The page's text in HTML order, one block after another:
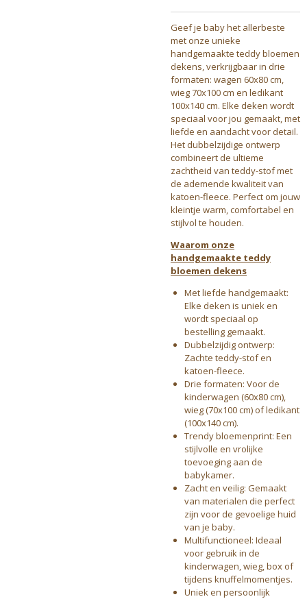
Geef je baby het allerbeste
met onze unieke
handgemaakte teddy bloemen
dekens, verkrijgbaar in drie
formaten: wagen 60x80 cm,
wieg 70x100 cm en ledikant
100x140 cm. Elke deken wordt
speciaal voor jou gemaakt, met
liefde en aandacht voor detail.
Het dubbelzijdige ontwerp
combineert de ultieme
zachtheid van teddy-stof met
de ademende kwaliteit van
katoen-fleece. Perfect om jouw
kleintje warm, comfortabel en
stijlvol te houden.
Waarom onze
handgemaakte teddy
bloemen dekens
Met liefde handgemaakt:
Elke deken is uniek en
wordt speciaal op
bestelling gemaakt.
Dubbelzijdig ontwerp:
Zachte teddy-stof en
katoen-fleece.
Drie formaten: Voor de
kinderwagen (60x80 cm),
wieg (70x100 cm) of ledikant
(100x140 cm).
Trendy bloemenprint: Een
stijlvolle en vrolijke
toevoeging aan de
babykamer.
Zacht en veilig: Gemaakt
van materialen die perfect
zijn voor de gevoelige huid
van je baby.
Multifunctioneel: Ideaal
voor gebruik in de
kinderwagen, wieg, box of
tijdens knuffelmomentjes.
Uniek en persoonlijk